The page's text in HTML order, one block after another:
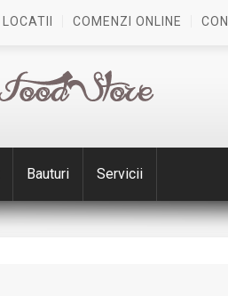
LOCATII COMENZI ONLINE
Bauturi Servicii